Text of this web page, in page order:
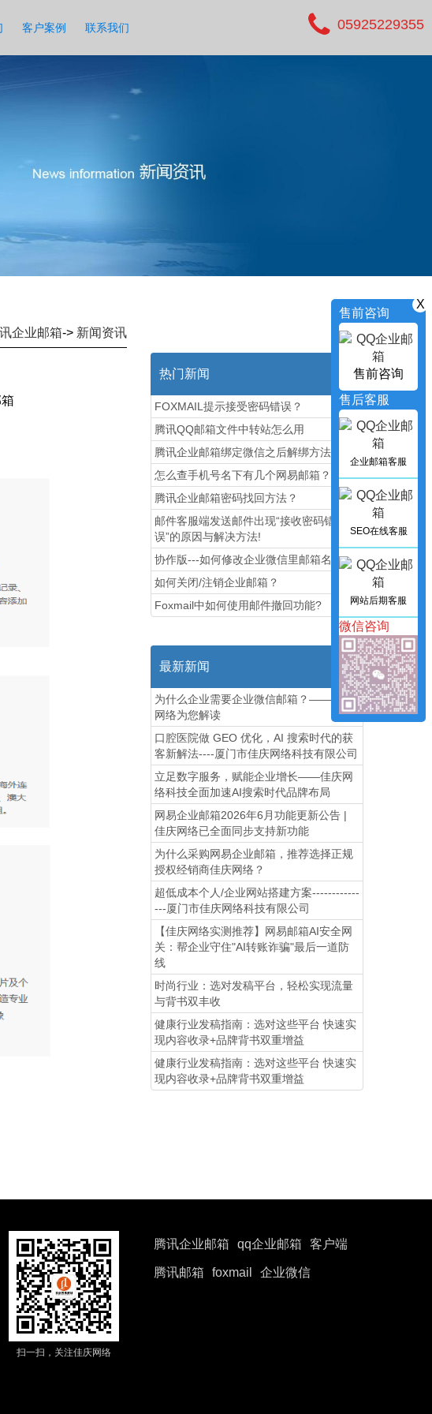
客户案例 联系我们 05925229355
企业邮箱-> 新闻资讯
热门新闻
FOXMAIL提示接受密码错误？
腾讯QQ邮箱文件中转站怎么用
腾讯企业邮箱绑定微信之后解绑方法图解
怎么查手机号名下有几个网易邮箱？
腾讯企业邮箱密码找回方法？
邮件客服端发送邮件出现“接收密码错
误”的原因与解决方法!
协作版---如何修改企业微信里邮箱名称
如何关闭/注销企业邮箱？
Foxmail中如何使用邮件撤回功能?
最新新闻
为什么企业需要企业微信邮箱？——佳庆
网络为您解读
口腔医院做 GEO 优化，AI 搜索时代的获
客新解法----厦门市佳庆网络科技有限公司
立足数字服务，赋能企业增长——佳庆网
络科技全面加速AI搜索时代品牌布局
网易企业邮箱2026年6月功能更新公告 |
佳庆网络已全面同步支持新功能
为什么采购网易企业邮箱，推荐选择正规
授权经销商佳庆网络？
超低成本个人/企业网站搭建方案------------
---厦门市佳庆网络科技有限公司
【佳庆网络实测推荐】网易邮箱AI安全网
关：帮企业守住"AI转账诈骗"最后一道防
线
时尚行业：选对发稿平台，轻松实现流量
与背书双丰收
健康行业发稿指南：选对这些平台 快速实
现内容收录+品牌背书双重增益
健康行业发稿指南：选对这些平台 快速实
现内容收录+品牌背书双重增益
扫一扫，关注佳庆网络
腾讯企业邮箱 qq企业邮箱 客户端
腾讯邮箱 foxmail 企业微信
X
售前咨询
售前咨询
售后客服
企业邮箱客服
SEO在线客服
网站后期客服
微信咨询